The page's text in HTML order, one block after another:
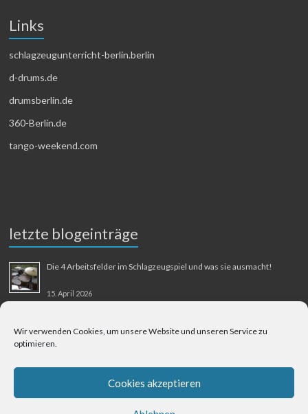
Wir verwenden Cookies, um unsere Website und unseren Service zu
optimieren.
Cookies akzeptieren
Links
schlagzeugunterricht-berlin.berlin
d-drums.de
drumsberlin.de
360-Berlin.de
tango-weekend.com
letzte blogeinträge
Die 4 Arbeitsfelder im Schlagzeugspiel und was sie ausmacht!
15. April 2026
31. August 2025
Berliner Flughafen Tegel – Berlin-Bangkok